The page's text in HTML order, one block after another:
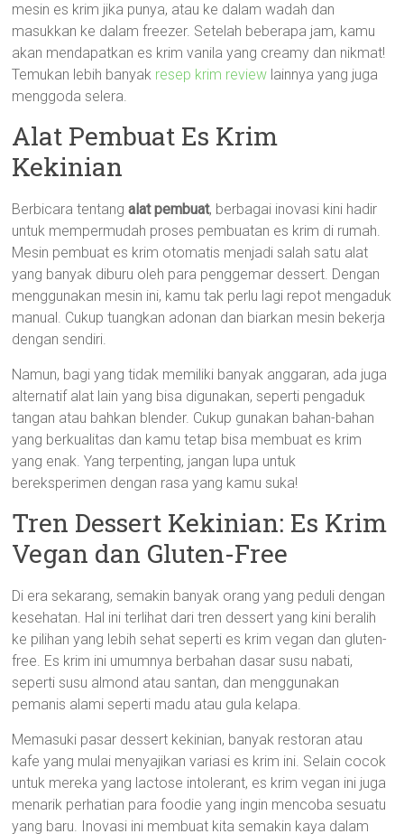
mesin es krim jika punya, atau ke dalam wadah dan
masukkan ke dalam freezer. Setelah beberapa jam, kamu
akan mendapatkan es krim vanila yang creamy dan nikmat!
Temukan lebih banyak resep krim review lainnya yang juga
menggoda selera.
Alat Pembuat Es Krim
Kekinian
Berbicara tentangalat pembuat, berbagai inovasi kini hadir
untuk mempermudah proses pembuatan es krim di rumah.
Mesin pembuat es krim otomatis menjadi salah satu alat
yang banyak diburu oleh para penggemar dessert. Dengan
menggunakan mesin ini, kamu tak perlu lagi repot mengaduk
manual. Cukup tuangkan adonan dan biarkan mesin bekerja
dengan sendiri.
Namun, bagi yang tidak memiliki banyak anggaran, ada juga
alternatif alat lain yang bisa digunakan, seperti pengaduk
tangan atau bahkan blender. Cukup gunakan bahan-bahan
yang berkualitas dan kamu tetap bisa membuat es krim
yang enak. Yang terpenting, jangan lupa untuk
bereksperimen dengan rasa yang kamu suka!
Tren Dessert Kekinian: Es Krim
Vegan dan Gluten-Free
Di era sekarang, semakin banyak orang yang peduli dengan
kesehatan. Hal ini terlihat dari tren dessert yang kini beralih
ke pilihan yang lebih sehat seperti es krim vegan dan gluten-
free. Es krim ini umumnya berbahan dasar susu nabati,
seperti susu almond atau santan, dan menggunakan
pemanis alami seperti madu atau gula kelapa.
Memasuki pasar dessert kekinian, banyak restoran atau
kafe yang mulai menyajikan variasi es krim ini. Selain cocok
untuk mereka yang lactose intolerant, es krim vegan ini juga
menarik perhatian para foodie yang ingin mencoba sesuatu
yang baru. Inovasi ini membuat kita semakin kaya dalam